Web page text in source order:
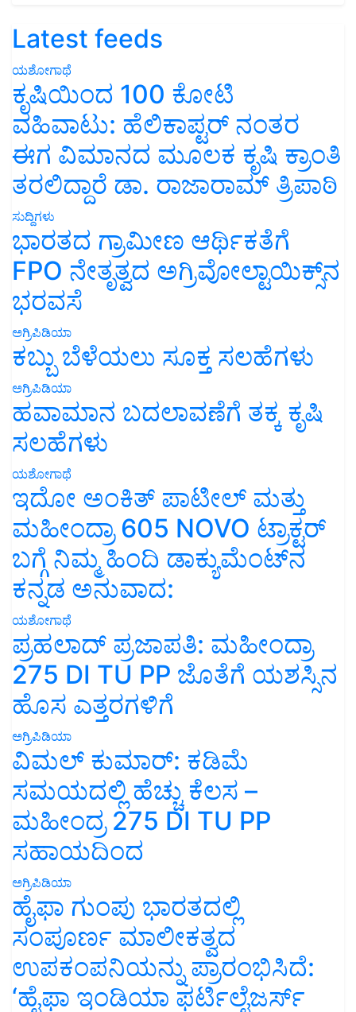
Latest feeds
ಯಶೋಗಾಥೆ
ಕೃಷಿಯಿಂದ 100 ಕೋಟಿ
ವಹಿವಾಟು: ಹೆಲಿಕಾಪ್ಟರ್ ನಂತರ
ಈಗ ವಿಮಾನದ ಮೂಲಕ ಕೃಷಿ ಕ್ರಾಂತಿ
ತರಲಿದ್ದಾರೆ ಡಾ. ರಾಜಾರಾಮ್ ತ್ರಿಪಾಠಿ
ಸುದ್ದಿಗಳು
ಭಾರತದ ಗ್ರಾಮೀಣ ಆರ್ಥಿಕತೆಗೆ
FPO ನೇತೃತ್ವದ ಅಗ್ರಿವೋಲ್ಟಾಯಿಕ್ಸ್‌ನ
ಭರವಸೆ
ಅಗ್ರಿಪಿಡಿಯಾ
ಕಬ್ಬು ಬೆಳೆಯಲು ಸೂಕ್ತ ಸಲಹೆಗಳು
ಅಗ್ರಿಪಿಡಿಯಾ
ಹವಾಮಾನ ಬದಲಾವಣೆಗೆ ತಕ್ಕ ಕೃಷಿ
ಸಲಹೆಗಳು
ಯಶೋಗಾಥೆ
ಇದೋ ಅಂಕಿತ್ ಪಾಟೀಲ್ ಮತ್ತು
ಮಹೀಂದ್ರಾ 605 NOVO ಟ್ರಾಕ್ಟರ್
ಬಗ್ಗೆ ನಿಮ್ಮ ಹಿಂದಿ ಡಾಕ್ಯುಮೆಂಟ್‌ನ
ಕನ್ನಡ ಅನುವಾದ:
ಯಶೋಗಾಥೆ
ಪ್ರಹಲಾದ್ ಪ್ರಜಾಪತಿ: ಮಹೀಂದ್ರಾ
275 DI TU PP ಜೊತೆಗೆ ಯಶಸ್ಸಿನ
ಹೊಸ ಎತ್ತರಗಳಿಗೆ
ಅಗ್ರಿಪಿಡಿಯಾ
ವಿಮಲ್ ಕುಮಾರ್: ಕಡಿಮೆ
ಸಮಯದಲ್ಲಿ ಹೆಚ್ಚು ಕೆಲಸ –
ಮಹೀಂದ್ರ 275 DI TU PP
ಸಹಾಯದಿಂದ
ಅಗ್ರಿಪಿಡಿಯಾ
ಹೈಫಾ ಗುಂಪು ಭಾರತದಲ್ಲಿ
ಸಂಪೂರ್ಣ ಮಾಲೀಕತ್ವದ
ಉಪಕಂಪನಿಯನ್ನು ಪ್ರಾರಂಭಿಸಿದೆ:
‘ಹೈಫಾ ಇಂಡಿಯಾ ಫರ್ಟಿಲೈಜರ್ಸ್